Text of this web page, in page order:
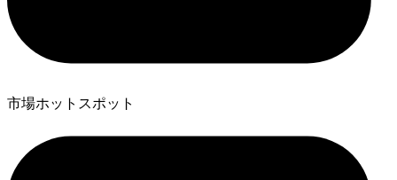
市場ホットスポット